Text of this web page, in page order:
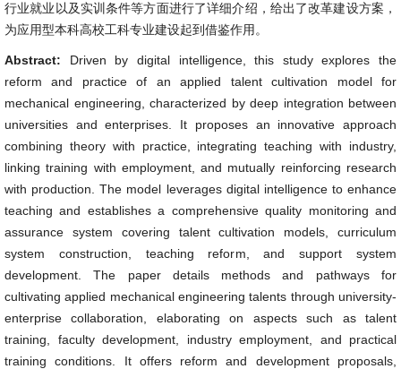
行业就业以及实训条件等方面进行了详细介绍，给出了改革建设方案，
为应用型本科高校工科专业建设起到借鉴作用。
Abstract: Driven by digital intelligence, this study explores the
reform and practice of an applied talent cultivation model for
mechanical engineering, characterized by deep integration between
universities and enterprises. It proposes an innovative approach
combining theory with practice, integrating teaching with industry,
linking training with employment, and mutually reinforcing research
with production. The model leverages digital intelligence to enhance
teaching and establishes a comprehensive quality monitoring and
assurance system covering talent cultivation models, curriculum
system construction, teaching reform, and support system
development. The paper details methods and pathways for
cultivating applied mechanical engineering talents through university-
enterprise collaboration, elaborating on aspects such as talent
training, faculty development, industry employment, and practical
training conditions. It offers reform and development proposals,